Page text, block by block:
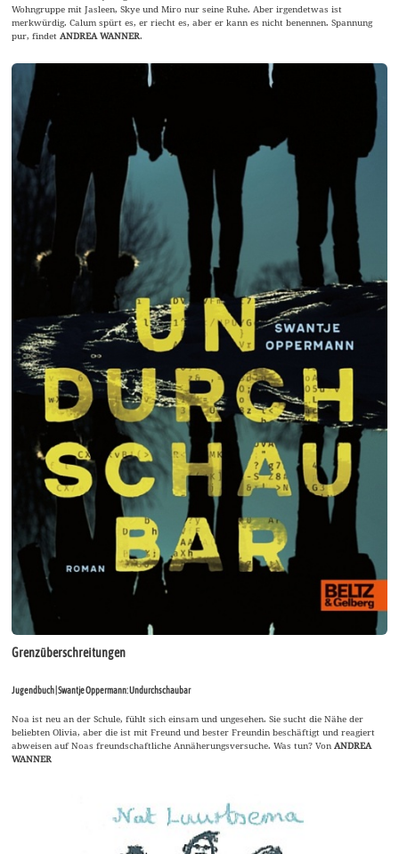
Wohngruppe mit Jasleen, Skye und Miro nur seine Ruhe. Aber irgendetwas ist
merkwürdig. Calum spürt es, er riecht es, aber er kann es nicht benennen. Spannung
pur, findetANDREA WANNER.
Grenzüberschreitungen
Jugendbuch | Swantje Oppermann: Undurchschaubar
Noa ist neu an der Schule, fühlt sich einsam und ungesehen. Sie sucht die Nähe der
beliebten Olivia, aber die ist mit Freund und bester Freundin beschäftigt und reagiert
abweisen auf Noas freundschaftliche Annäherungsversuche. Was tun? VonANDREA
WANNER